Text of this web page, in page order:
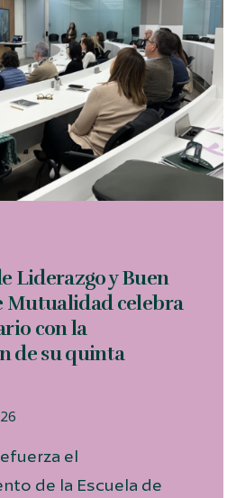
Català
Liderazgo y Buen
Mutualidad celebra
con la
de su quinta
el
de la Escuela de